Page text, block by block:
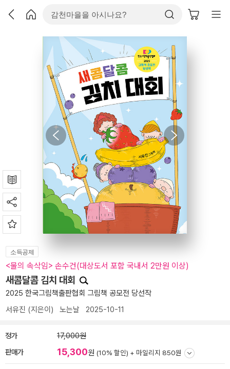
소득공제
<물의 속삭임> 손수건(대상도서 포함 국내서 2만원 이상)
새콤달콤 김치 대회
2025 한국그림책출판협회 그림책 공모전 당선작
서유진 (지은이) 노는날 2025-10-11
정가 17,000원
판매가 15,300원 (10% 할인) + 마일리지 850원